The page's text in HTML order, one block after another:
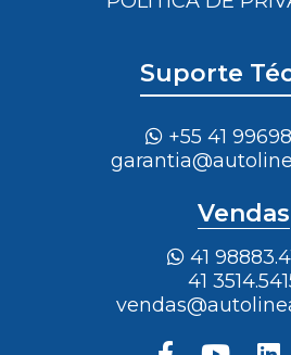
Suporte
+55 41
Vendas
41
41